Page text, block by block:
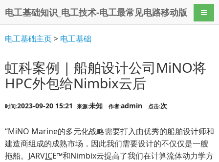
电工基础知识_电工技术-电工最常见电路移动版 导航
电工基础主页> 电工基础
虹科案例 | 船舶设计公司MiNO将
HPC外包给Nimbix云后
时间:2023-09-20 15:21 来源:未知 作者:admin 点击:次
“MiNO Marine的多元化战略需要打入由优秀的船舶设计师和
建造商组成的成熟市场，因此我们需要设计的不仅仅是一艘
拖船。JARVICE™和Nimbix云提高了我们在计算流体动力学方